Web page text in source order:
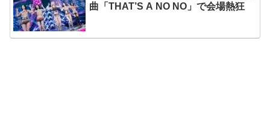
曲「THAT’S A NO NO」で会場熱狂